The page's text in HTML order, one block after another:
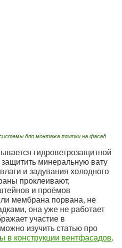
для монтажа плитки на фасад
гидроветрозащитной
минеральную вату
и задувания холодного
проклеивают,
и проёмов
мембрана порвана, не
она уже не работает
участие в
изучить статью про
в конструкции вентфасадов.